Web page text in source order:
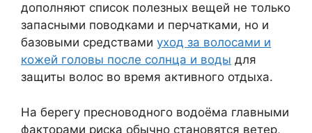
дополняют список полезных вещей не только
запасными поводками и перчатками, но и
базовыми средствами уход за волосами и
кожей головы после солнца и воды для
защиты волос во время активного отдыха.
На берегу пресноводного водоёма главными
факторами риска обычно становятся ветер,